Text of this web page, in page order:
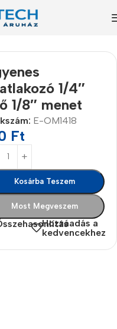
1/4″
1/8″ menet
E-OM1418
Ft
Kosárba Teszem
Most Megveszem
Hozzáadás a
kedvencekhez